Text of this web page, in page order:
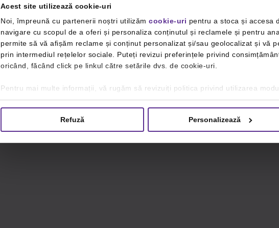
Acest site utilizează cookie-uri
Noi, împreună cu partenerii noștri utilizăm cookie-uri pentru a stoca și accesa
navigare cu scopul de a oferi și personaliza conținutul și reclamele și pentru
permite să vă afișăm reclame și conținut personalizat și/sau geolocalizat și vă
prin intermediul rețelelor sociale. Puteți revizui preferințele privind
oricând, făcând click pe linkul către setările dvs. de cookie-uri.
Pentru mai multe informații, vă rugăm să revizuiți politica privind utilizarea
Refuză Personalizează